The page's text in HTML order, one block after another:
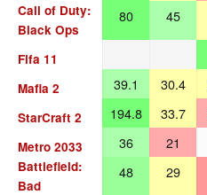
Call of Duty:
Black Ops
80 45
Fifa 11
Mafia 2 39.1 30.4
StarCraft 2 194.8 33.7
Metro 2033 36 21
Battlefield:
Bad
48 29